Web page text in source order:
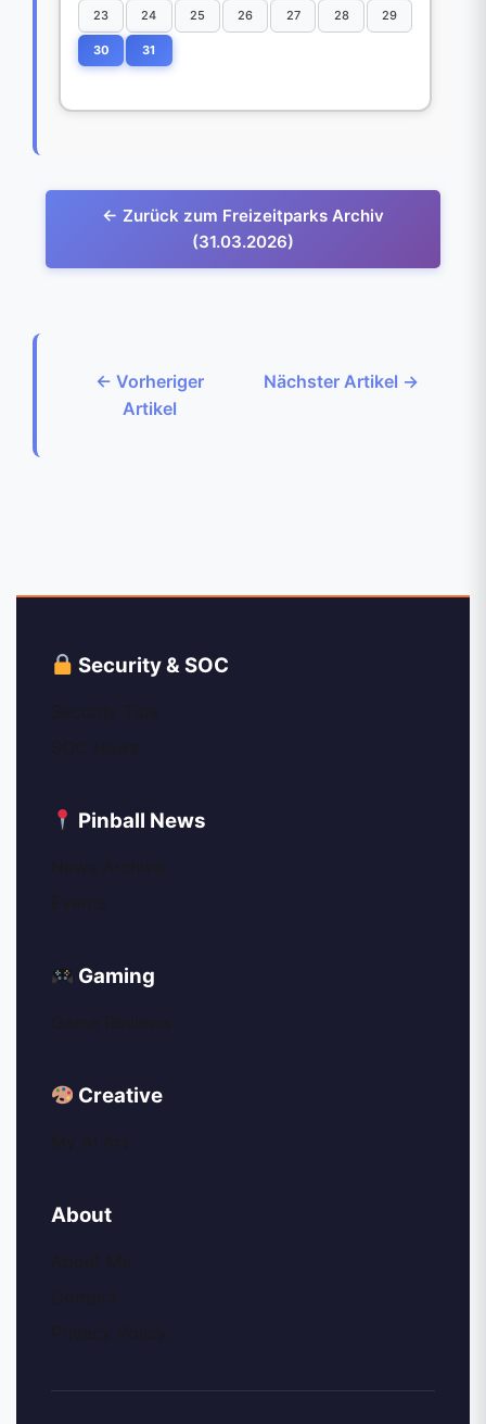
23 24 25 26 27 28 29
30 31
← Zurück zum Freizeitparks Archiv
(31.03.2026)
← Vorheriger
Artikel
Nächster Artikel →
Security & SOC
Pinball News
Gaming
Creative
About